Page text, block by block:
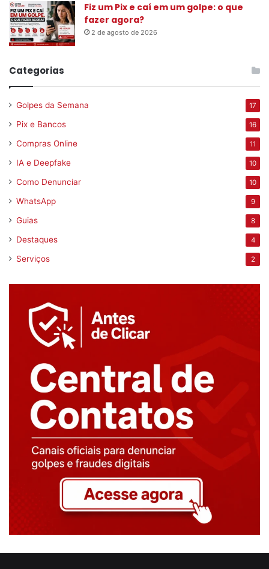
Fiz um Pix e caí em um golpe: o que
fazer agora?
2 de agosto de 2026
Categorias
Golpes da Semana 17
Pix e Bancos 16
Compras Online 11
IA e Deepfake 10
Como Denunciar 10
WhatsApp 9
Guias 8
Destaques 4
Serviços 2